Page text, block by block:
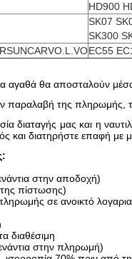
HD900
SK07
SK300
EC55
αγαθά θα αποσταλούν
της πληρωμής,
διαταγής μας και η
και διατηρήστε επαφή με
στην αποδοχή)
πίστωσης)
σε ανοικτό
διαθέσιμη
στην πληρωμή)